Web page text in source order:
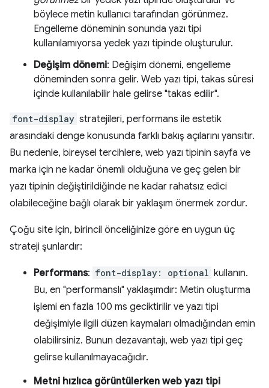
böylece metin kullanıcı tarafından görünmez.
Engelleme döneminin sonunda yazı tipi
kullanılamıyorsa yedek yazı tipinde oluşturulur.
Değişim dönemi: Değişim dönemi, engelleme
döneminden sonra gelir. Web yazı tipi, takas süresi
içinde kullanılabilir hale gelirse "takas edilir".
font-display stratejileri, performans ile estetik
arasındaki denge konusunda farklı bakış açılarını yansıtır.
Bu nedenle, bireysel tercihlere, web yazı tipinin sayfa ve
marka için ne kadar önemli olduğuna ve geç gelen bir
yazı tipinin değiştirildiğinde ne kadar rahatsız edici
olabileceğine bağlı olarak bir yaklaşım önermek zordur.
Çoğu site için, birincil önceliğinize göre en uygun üç
strateji şunlardır:
Performans: font-display: optional kullanın.
Bu, en "performanslı" yaklaşımdır: Metin oluşturma
işlemi en fazla 100 ms geciktirilir ve yazı tipi
değişimiyle ilgili düzen kaymaları olmadığından emin
olabilirsiniz. Bunun dezavantajı, web yazı tipi geç
gelirse kullanılmayacağıdır.
Metni hızlıca görüntülerken web yazı tipi